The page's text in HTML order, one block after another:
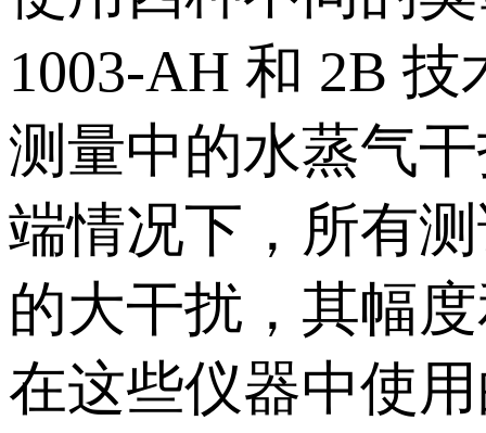
1003-AH 和 2B
测量中的水蒸气
端情况下，所有
的大干扰，其幅
在这些仪器中使